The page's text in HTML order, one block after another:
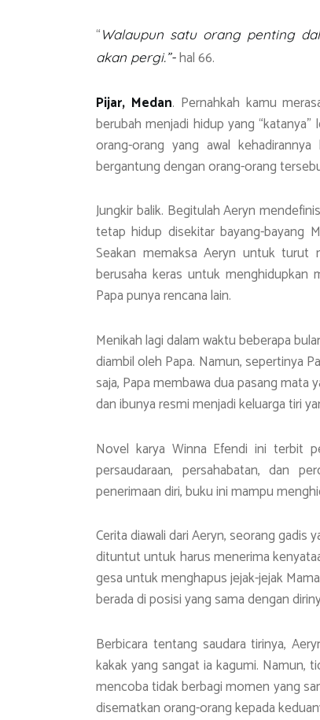
p
p
m
“Walaupun satu orang penting
akan pergi.”-hal 66.
Pijar, Medan. Pernahkah kamu
berubah menjadi hidup yang
orang-orang yang awal
bergantung dengan orang-orang
Jungkir balik. Begitulah Aeryn
tetap hidup disekitar bayang-bayang
Seakan memaksa Aeryn untuk turut
berusaha keras untuk menghidupkan
Papa punya rencana lain.
Menikah lagi dalam waktu beberapa
diambil oleh Papa. Namun, sepertinya
saja, Papa membawa dua pasang mata
dan ibunya resmi menjadi keluarga tiri
Novel karya Winna Efendi ini terbit
persaudaraan, persahabatan, dan
penerimaan diri, buku ini mampu
Cerita diawali dari Aeryn, seorang gadis
dituntut untuk harus menerima
gesa untuk menghapus jejak-jejak
berada di posisi yang sama dengan
Berbicara tentang saudara tirinya,
kakak yang sangat ia kagumi. Namun,
mencoba tidak berbagi momen yang
disematkan orang-orang kepada